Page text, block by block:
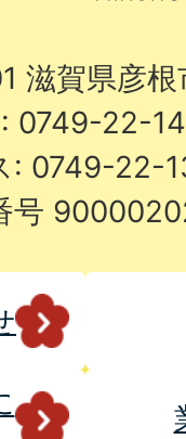
滋賀県彦
0749-22-
: 0749-22-
号